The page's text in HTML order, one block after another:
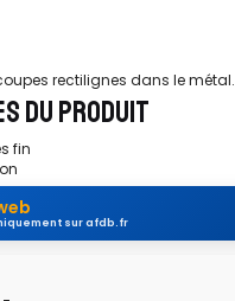
rectilignes dans le métal.
DU PRODUIT
fin
sur afdb.fr